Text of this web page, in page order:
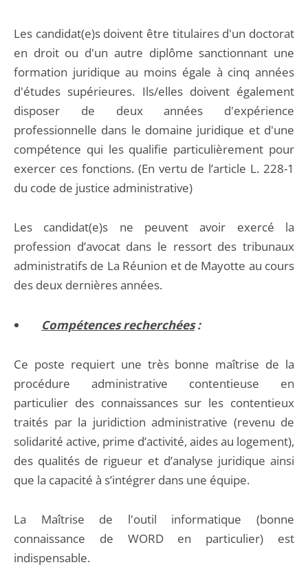
Les candidat(e)s doivent être titulaires d'un doctorat
en droit ou d'un autre diplôme sanctionnant une
formation juridique au moins égale à cinq années
d'études supérieures. Ils/elles doivent également
disposer de deux années d'expérience
professionnelle dans le domaine juridique et d'une
compétence qui les qualifie particulièrement pour
exercer ces fonctions. (En vertu de l’article L. 228-1
du code de justice administrative)
Les candidat(e)s ne peuvent avoir exercé la
profession d’avocat dans le ressort des tribunaux
administratifs de La Réunion et de Mayotte au cours
des deux dernières années.
Compétences recherchées:
Ce poste requiert une très bonne maîtrise de la
procédure administrative contentieuse en
particulier des connaissances sur les contentieux
traités par la juridiction administrative (revenu de
solidarité active, prime d’activité, aides au logement),
des qualités de rigueur et d’analyse juridique ainsi
que la capacité à s’intégrer dans une équipe.
La Maîtrise de l'outil informatique (bonne
connaissance de WORD en particulier) est
indispensable.